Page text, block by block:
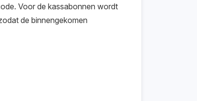
Voor de kassabonnen wordt
de binnengekomen